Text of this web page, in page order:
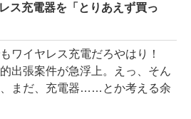
ス充電器を「とりあえず買っ
ワイヤレス充電だろやはり！
出張案件が急浮上。えっ、そん
まだ、充電器……とか考える余